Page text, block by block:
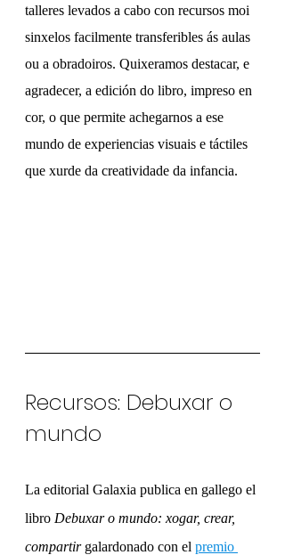
talleres levados a cabo con recursos moi
sinxelos facilmente transferibles ás aulas
ou a obradoiros. Quixeramos destacar, e
agradecer, a edición do libro, impreso en
cor, o que permite achegarnos a ese
mundo de experiencias visuais e táctiles
que xurde da creatividade da infancia.
Recursos: Debuxar o
mundo
La editorial Galaxia publica en gallego el
libro Debuxar o mundo: xogar, crear,
compartir galardonado con el premio